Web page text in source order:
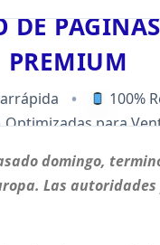
DE
PREMIUM
•
100%
Optimizadas para
domingo,
Las